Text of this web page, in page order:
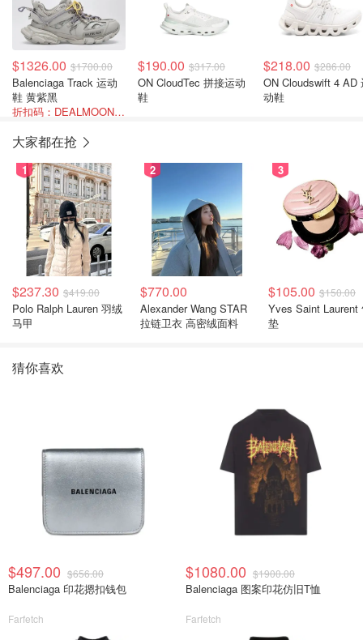
$1326.00 $1700.00
Balenciaga Track 运动
鞋 黄紫黑
折扣码：DEALMOON-SUM22
$190.00 $317.00
ON CloudTec 拼接运动
鞋
$218.00 $286.00
ON Cloudswift 4 AD
动鞋
大家都在抢
1
$237.30 $419.00
Polo Ralph Lauren 羽绒
马甲
2
$770.00
Alexander Wang STAR
拉链卫衣 高密绒面料
3
$105.00 $150.00
Yves Saint Laurent
垫
猜你喜欢
$497.00 $656.00
Balenciaga 印花摁扣钱包
Farfetch
$1080.00 $1900.00
Balenciaga 图案印花仿旧T恤
Farfetch